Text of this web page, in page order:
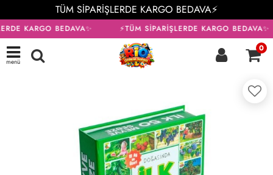
TÜM SİPARİŞLERDE KARGO BEDAVA⚡
KARGO BEDAVA✨ ⚡TÜM SİPARİŞLERDE KARGO BEDAVA✨
menü
0